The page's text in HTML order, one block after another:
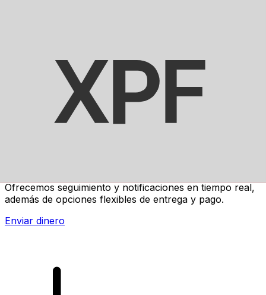
Ofrecemos seguimiento y notificaciones en tiempo real,
además de opciones flexibles de entrega y pago.
Enviar dinero